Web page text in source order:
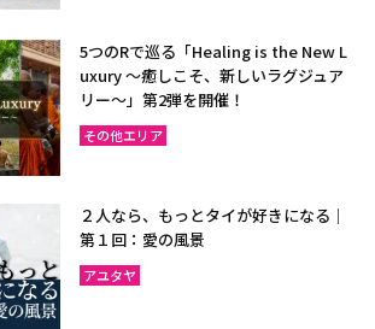
5つのRで巡る「Healing is the New L
uxury ～癒しこそ、新しいラグジュア
リー〜」第2弾を開催！
その他エリア
２人なら、もっとタイが好きになる｜
第１回：愛の風景
アユタヤ